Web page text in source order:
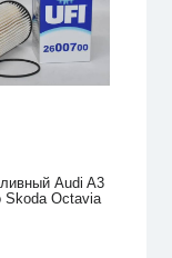
Audi A3
Skoda Octavia